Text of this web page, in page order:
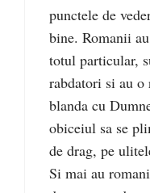
punctele de
bine. Romanii
totul particular,
rabdatori si au o
blanda cu
obiceiul sa se
de drag, pe
Si mai au